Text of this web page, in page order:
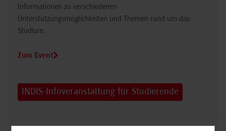
Informationen zu verschiedenen
Unterstützungsmöglichkeiten und Themen rund um das
Studium.
Zum Event
INDIS-Infoveranstaltung für Studierende